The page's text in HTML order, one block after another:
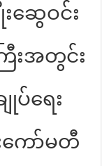
းဆွေဝင်း
းအတွင်း
ျုပ်ရေး
ကော်မတီ